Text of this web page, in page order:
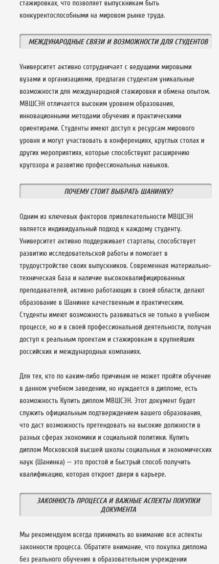
стажировках, что позволяет выпускникам быть
конкурентоспособными на мировом рынке труда.
МЕЖДУНАРОДНЫЕ СВЯЗИ И ВОЗМОЖНОСТИ ДЛЯ СТУДЕНТОВ
Университет активно сотрудничает с ведущими мировыми
вузами и организациями, предлагая студентам уникальные
возможности для международной стажировки и обмена опытом.
МВШСЭН отличается высоким уровнем образования,
инновационными методами обучения и практическими
ориентирами. Студенты имеют доступ к ресурсам мирового
уровня и могут участвовать в конференциях, круглых столах и
других мероприятиях, которые способствуют расширению
кругозора и развитию профессиональных навыков.
ПОЧЕМУ СТОИТ ВЫБРАТЬ ШАНИНКУ?
Одним из ключевых факторов привлекательности МВШСЭН
является индивидуальный подход к каждому студенту.
Университет активно поддерживает стартапы, способствует
развитию исследовательской работы и помогает в
трудоустройстве своих выпускников. Современная материально-
техническая база и наличие высококвалифицированных
преподавателей, активно работающих в своей области, делают
образование в Шанинке качественным и практическим.
Студенты имеют возможность развиваться не только в учебном
процессе, но и в своей профессиональной деятельности, получая
доступ к реальным проектам и стажировкам в крупнейших
российских и международных компаниях.
Для тех, кто по каким-либо причинам не может пройти обучение
в данном учебном заведении, но нуждается в дипломе, есть
возможность Купить диплом МВШСЭН. Этот документ будет
служить официальным подтверждением вашего образования,
что даст возможность претендовать на высокие должности в
разных сферах экономики и социальной политики. Купить
диплом Московской высшей школы социальных и экономических
наук (Шанинка) — это простой и быстрый способ получить
квалификацию, которая откроет двери в карьере.
ЗАКОННОСТЬ ПРОЦЕССА И ВАЖНЫЕ АСПЕКТЫ ПОКУПКИ
ДОКУМЕНТА
Мы рекомендуем всегда принимать во внимание все аспекты
законности процесса. Обратите внимание, что покупка диплома
без реального обучения в образовательном учреждении